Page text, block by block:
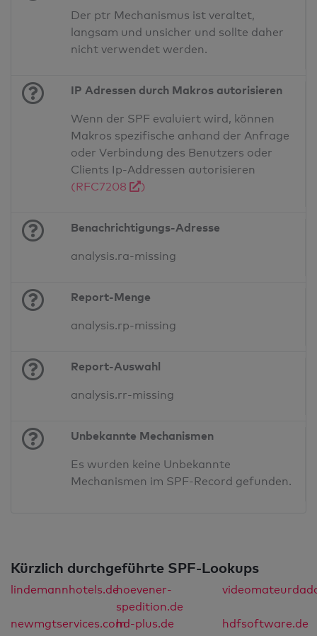
Der ptr Mechanismus ist veraltet,
langsam und unsicher und sollte daher
nicht verwendet werden.
IP Adressen durch Makros autorisieren
Wenn der SPF evaluiert wird, können
Makros spezifische anhand der Anfrage
oder Verbindung des Benutzers oder
Clients Ip-Addressen autorisieren
(RFC7208
)
Benachrichtigungs-Adresse
analysis.ra-missing
Report-Menge
analysis.rp-missing
Report-Auswahl
analysis.rr-missing
Unbekannte Mechanismen
Es wurden keine Unbekannte
Mechanismen im SPF-Record gefunden.
Kürzlich durchgeführte SPF-Lookups
lindemannhotels.dehoevener-
spedition.de
newmgtservices.comhd-plus.de
hdfsoftware.de